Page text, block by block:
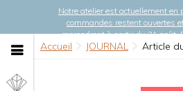
Notre atelier est actuellement en
commandes restent ouvertes
reprendront à partir du 21 août.
Accueil JOURNAL Article